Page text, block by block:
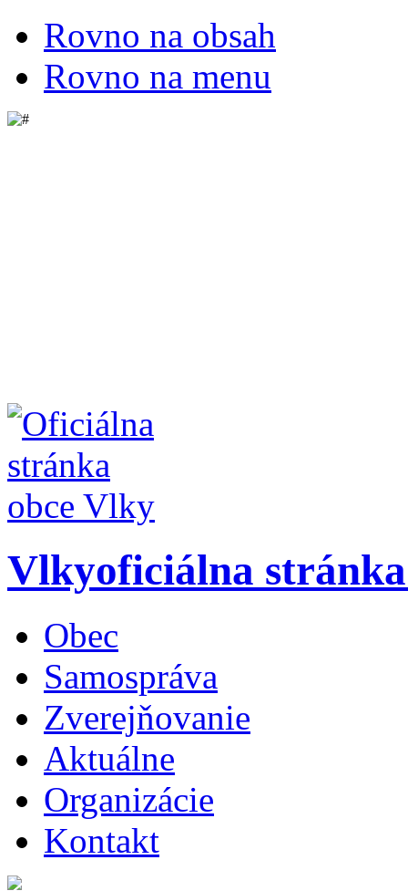
Rovno na obsah
Rovno na menu
Vlkyoficiálna
Obec
Samospráva
Zverejňovanie
Aktuálne
Organizácie
Kontakt